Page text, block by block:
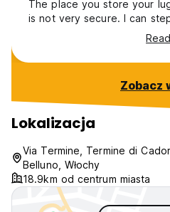
The place you store your
is not very secure. I can
Zobacz
Lokalizacja
Via Termine, Termine di
Belluno, Włochy
18.9km od centrum miasta